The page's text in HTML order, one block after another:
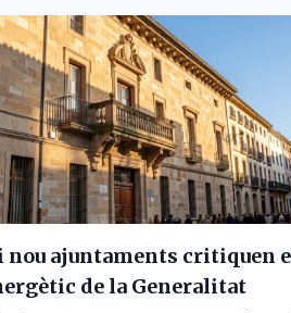
nou ajuntaments critiquen
de la Generalitat